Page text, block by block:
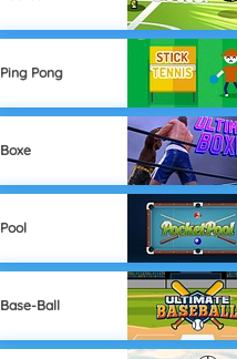
Ping Pong
Boxe
Pool
Base-Ball